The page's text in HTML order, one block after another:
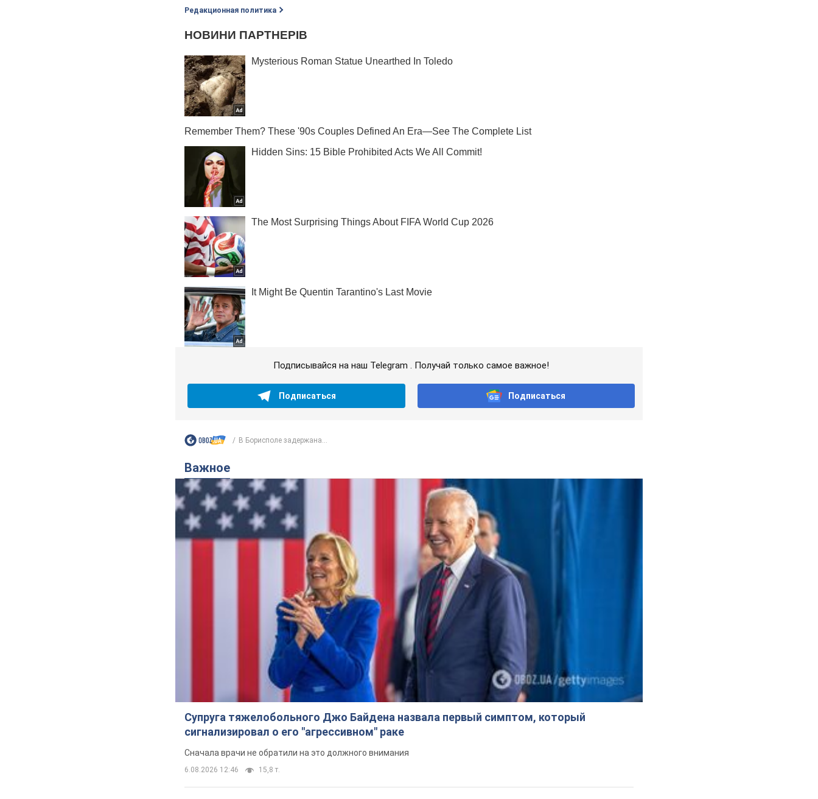
Редакционная политика
Подписывайся на наш Telegram . Получай только самое важное!
Подписаться Подписаться
В Борисполе задержана...
Важное
Супруга тяжелобольного Джо Байдена назвала первый симптом, который
сигнализировал о его "агрессивном" раке
Сначала врачи не обратили на это должного внимания
6.08.2026 12:46 15,8 т.